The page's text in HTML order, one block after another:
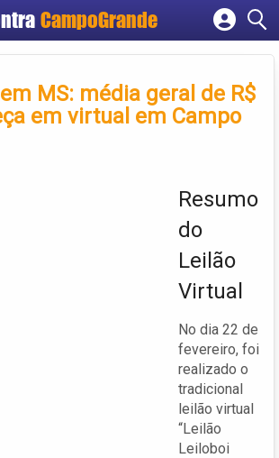
CampoGrande
Cadastrar empresa
Criar conta
MS: média geral de R$
em virtual em Campo
Resumo
do
Leilão
Virtual
No dia 22 de
fevereiro, foi
realizado o
tradicional
leilão virtual
“Leilão
Leiloboi